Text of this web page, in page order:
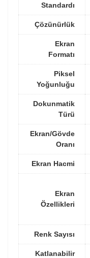
Standardı
Çözünürlük
Ekran
Formatı
Piksel
Yoğunluğu
Dokunmatik
Türü
Ekran/Gövde
Oranı
Ekran Hacmi
Ekran
Özellikleri
Renk Sayısı
Katlanabilir